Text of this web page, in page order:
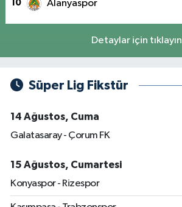
10 Alanyaspor
Detaylar için tıklayın
Süper Lig Fikstür
14 Ağustos, Cuma
Galatasaray - Çorum FK
15 Ağustos, Cumartesi
Konyaspor - Rizespor